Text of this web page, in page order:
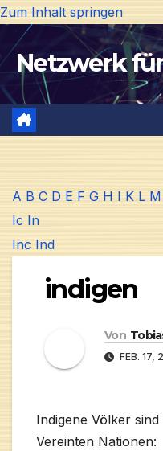
Zum Inhalt springen
Netzwerk
A B C D E F G H I K L M
Ic In
Inc Ind
indigen
Von
FEB. 17,
Indigene Völker
Vereinten Nationen: